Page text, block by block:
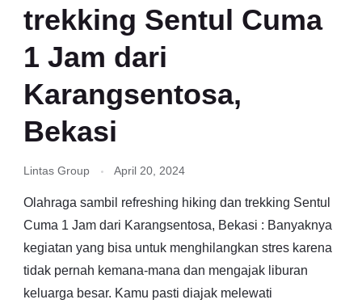
trekking Sentul Cuma
1 Jam dari
Karangsentosa,
Bekasi
Lintas Group April 20, 2024
Olahraga sambil refreshing hiking dan trekking Sentul
Cuma 1 Jam dari Karangsentosa, Bekasi : Banyaknya
kegiatan yang bisa untuk menghilangkan stres karena
tidak pernah kemana-mana dan mengajak liburan
keluarga besar. Kamu pasti diajak melewati